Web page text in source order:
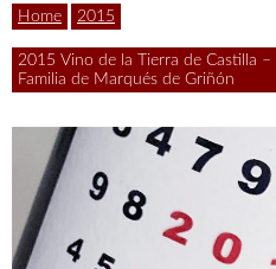
Leben
ist
Home 2015
2015 Vino de la Tierra de Castilla
Familia de Marqués de Griñón